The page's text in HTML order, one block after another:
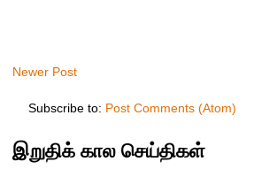
Newer Post
Subscribe to: Post Comments (Atom)
இறுதிக் கால செய்திகள்